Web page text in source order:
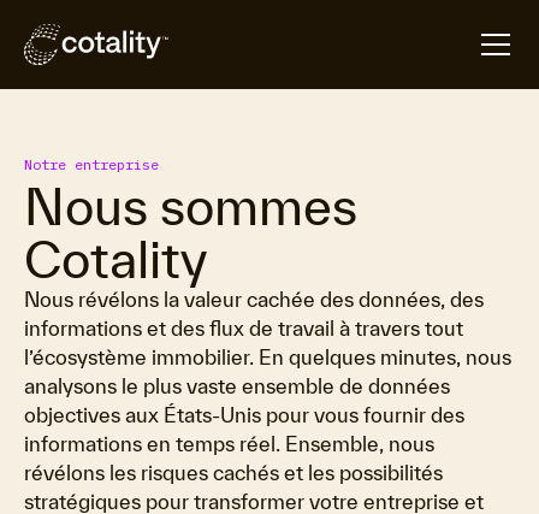
Notre entreprise
Nous sommes
Cotality
Nous révélons la valeur cachée des données, des
informations et des flux de travail à travers tout
l’écosystème immobilier. En quelques minutes, nous
analysons le plus vaste ensemble de données
objectives aux États-Unis pour vous fournir des
informations en temps réel. Ensemble, nous
révélons les risques cachés et les possibilités
stratégiques pour transformer votre entreprise et